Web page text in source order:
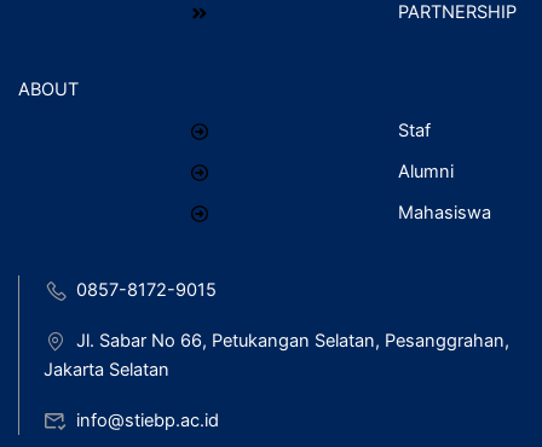
PARTNERSHIP
ABOUT
Staf
Alumni
Mahasiswa
0857-8172-9015
Jl. Sabar No 66, Petukangan Selatan, Pesanggrahan,
Jakarta Selatan
info@stiebp.ac.id